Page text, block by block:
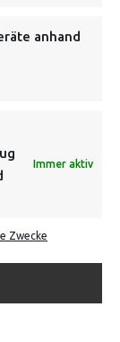
anhand
Immer aktiv
Zwecke
Bitte prüfe